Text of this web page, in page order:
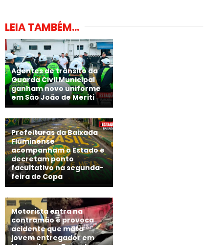
LEIA TAMBÉM...
Agentes de trânsito da
Guarda Civil Municipal
ganham novo uniforme
em São João de Meriti
Prefeituras da Baixada
Fluminense
acompanham o Estado e
decretam ponto
facultativo na segunda-
feira de Copa
Motorista entra na
contramão e provoca
acidente que mata
jovem entregador em